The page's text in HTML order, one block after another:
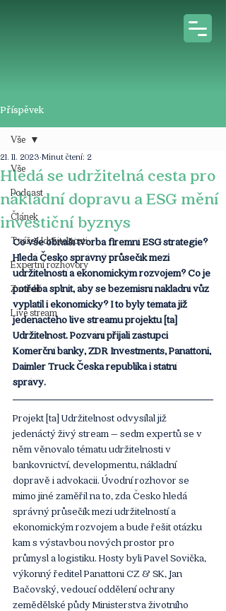
Příspěvek
Vše
Podcast
Článek
Tváře Udržitelnosti
Expertní rozhovory
Z médií
Live stream
Vše
Hledá se udržitelná cesta pro
nákladní dopravu a ESG mění
investiční byznys
21. 11. 2023 Minut čtení: 2
Co vše obnáší tvorba firemní ESG strategie?
Hledá Česko správný průsečík mezi
udržitelností a ekonomickým rozvojem? Co je
potřeba splnit, aby se bezemisní nákladní vůz
vyplatil i ekonomicky? I to byly témata již
jedenáctého live streamu projektu [ta]
Udržitelnost. Pozvání přijali zástupci
Komerční banky, ZDR Investments, Panattoni,
Daimler Truck Česká republika i státní
správy.
Projekt [ta] Udržitelnost odvysílal již
jedenáctý živý stream – sedm expertů se v
něm věnovalo tématu udržitelnosti v
bankovnictví, developmentu, nákladní
dopravě i advokacii. Úvodní rozhovor se
mimo jiné zaměřil na to, zda Česko hledá
správný průsečík mezi udržitelností a
ekonomickým rozvojem a bude řešit otázku
kam s výstavbou nových prostor pro
průmysl a logistiku. Hosty byli Pavel Sovička,
výkonný ředitel Panattoni CZ & SK, Jan
Bačovský, vedoucí oddělení ochrany
zemědělské půdy Ministerstva životního